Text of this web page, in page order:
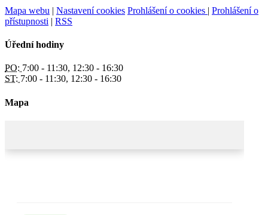
Mapa webu | Nastavení cookies Prohlášení o cookies | Prohlášení o
přístupnosti | RSS
Úřední hodiny
PO: 7:00 - 11:30, 12:30 - 16:30
ST: 7:00 - 11:30, 12:30 - 16:30
Mapa